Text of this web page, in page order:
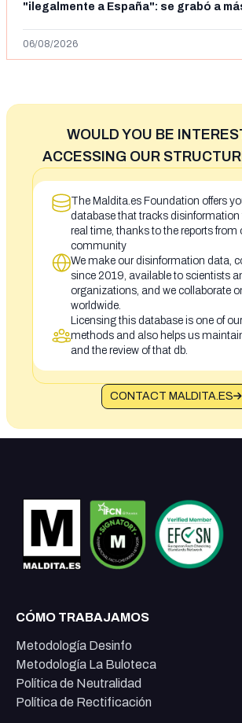
"ilegalmente a España": se grabó a
06/08/2026
WOULD YOU BE
ACCESSING OUR
The Maldita.es Foundation offers
database that tracks disinformation
real time, thanks to the reports from
community
We make our disinformation data,
since 2019, available to scientists
organizations, and we collaborate
worldwide.
Licensing this database is one of
methods and also helps us
and the review of that db.
CONTACT MALDITA.ES
CÓMO TRABAJAMOS
Metodología Desinfo
Metodología La Buloteca
Política de Neutralidad
Política de Rectificación